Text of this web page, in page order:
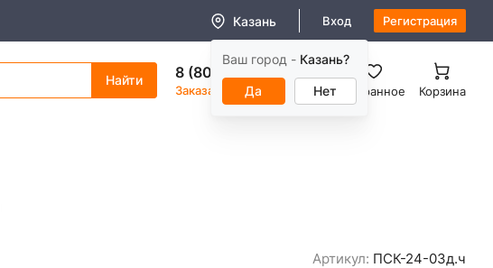
Казань
Ваш город - Казань?
Да Нет
Вход Регистрация
8 (800) 550-11-38
Заказать звонок Избранное Корзина
Артикул: ПСК-24-03д.ч